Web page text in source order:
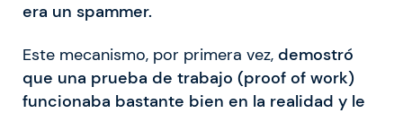
era un spammer.
Este mecanismo, por primera vez, demostró
que una prueba de trabajo (proof of work)
funcionaba bastante bien en la realidad y le